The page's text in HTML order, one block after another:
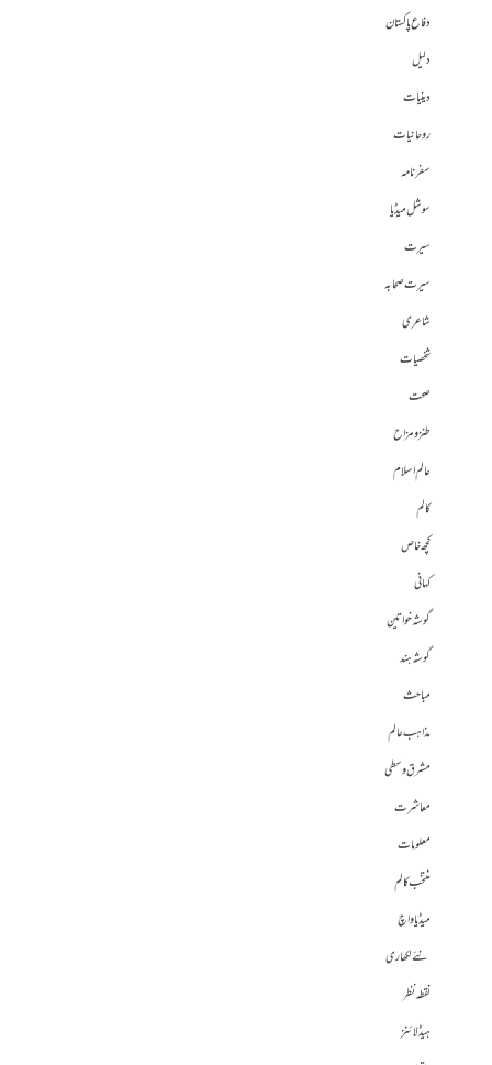
دفاع پاکستان
دلیل
دینیات
روحانیات
سفرنامہ
سوشل میڈیا
سیرت
سیرت صحابہ
شاعری
شخصیات
صحت
طنز و مزاح
عالم اسلام
کالم
کچھ خاص
کہانی
گوشہ خواتین
گوشہ ہند
مباحث
مذاہب عالم
مشرق وسطی
معاشرت
معلومات
منتخب کالم
میڈیا واچ
نئے لکھاری
نقطہ نظر
ہیڈلائنز